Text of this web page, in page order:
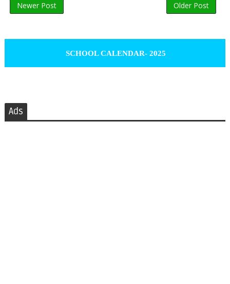
Newer Post Older Post
SCHOOL CALENDAR- 2025
Ads